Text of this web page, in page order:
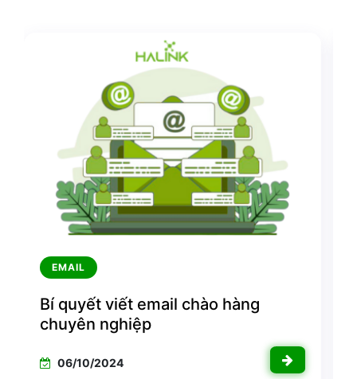
EMAIL
Bí quyết viết email chào hàng
chuyên nghiệp
06/10/2024